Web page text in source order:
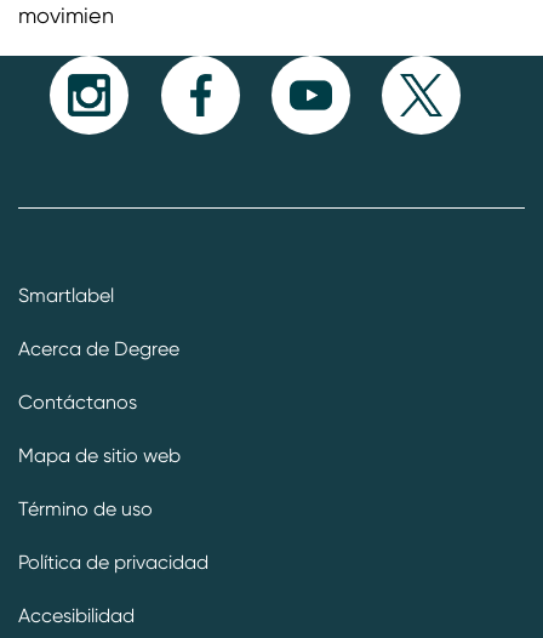
movimien
Smartlabel
Acerca de Degree
Contáctanos
Mapa de sitio web
Término de uso
Política de privacidad
Accesibilidad